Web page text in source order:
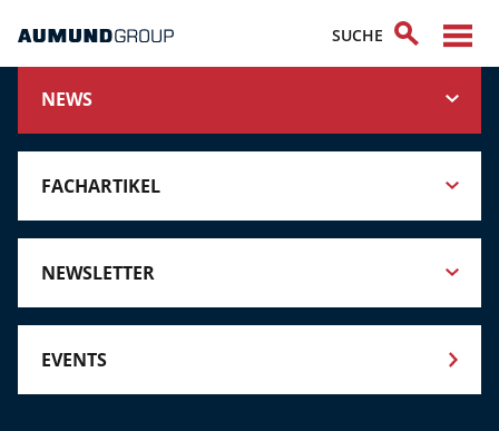
NEWS
FACHARTIKEL
NEWSLETTER
EVENTS